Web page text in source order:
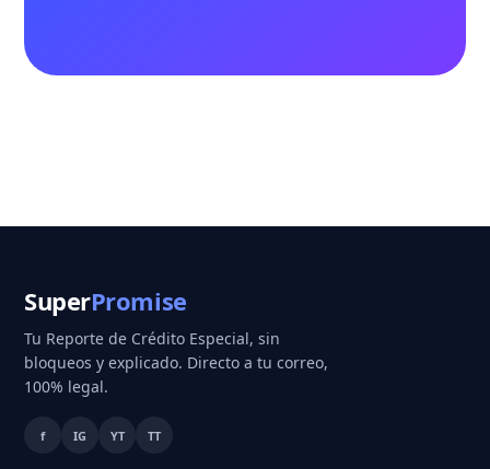
SuperPromise
Tu Reporte de Crédito Especial, sin
bloqueos y explicado. Directo a tu correo,
100% legal.
f IG YT TT